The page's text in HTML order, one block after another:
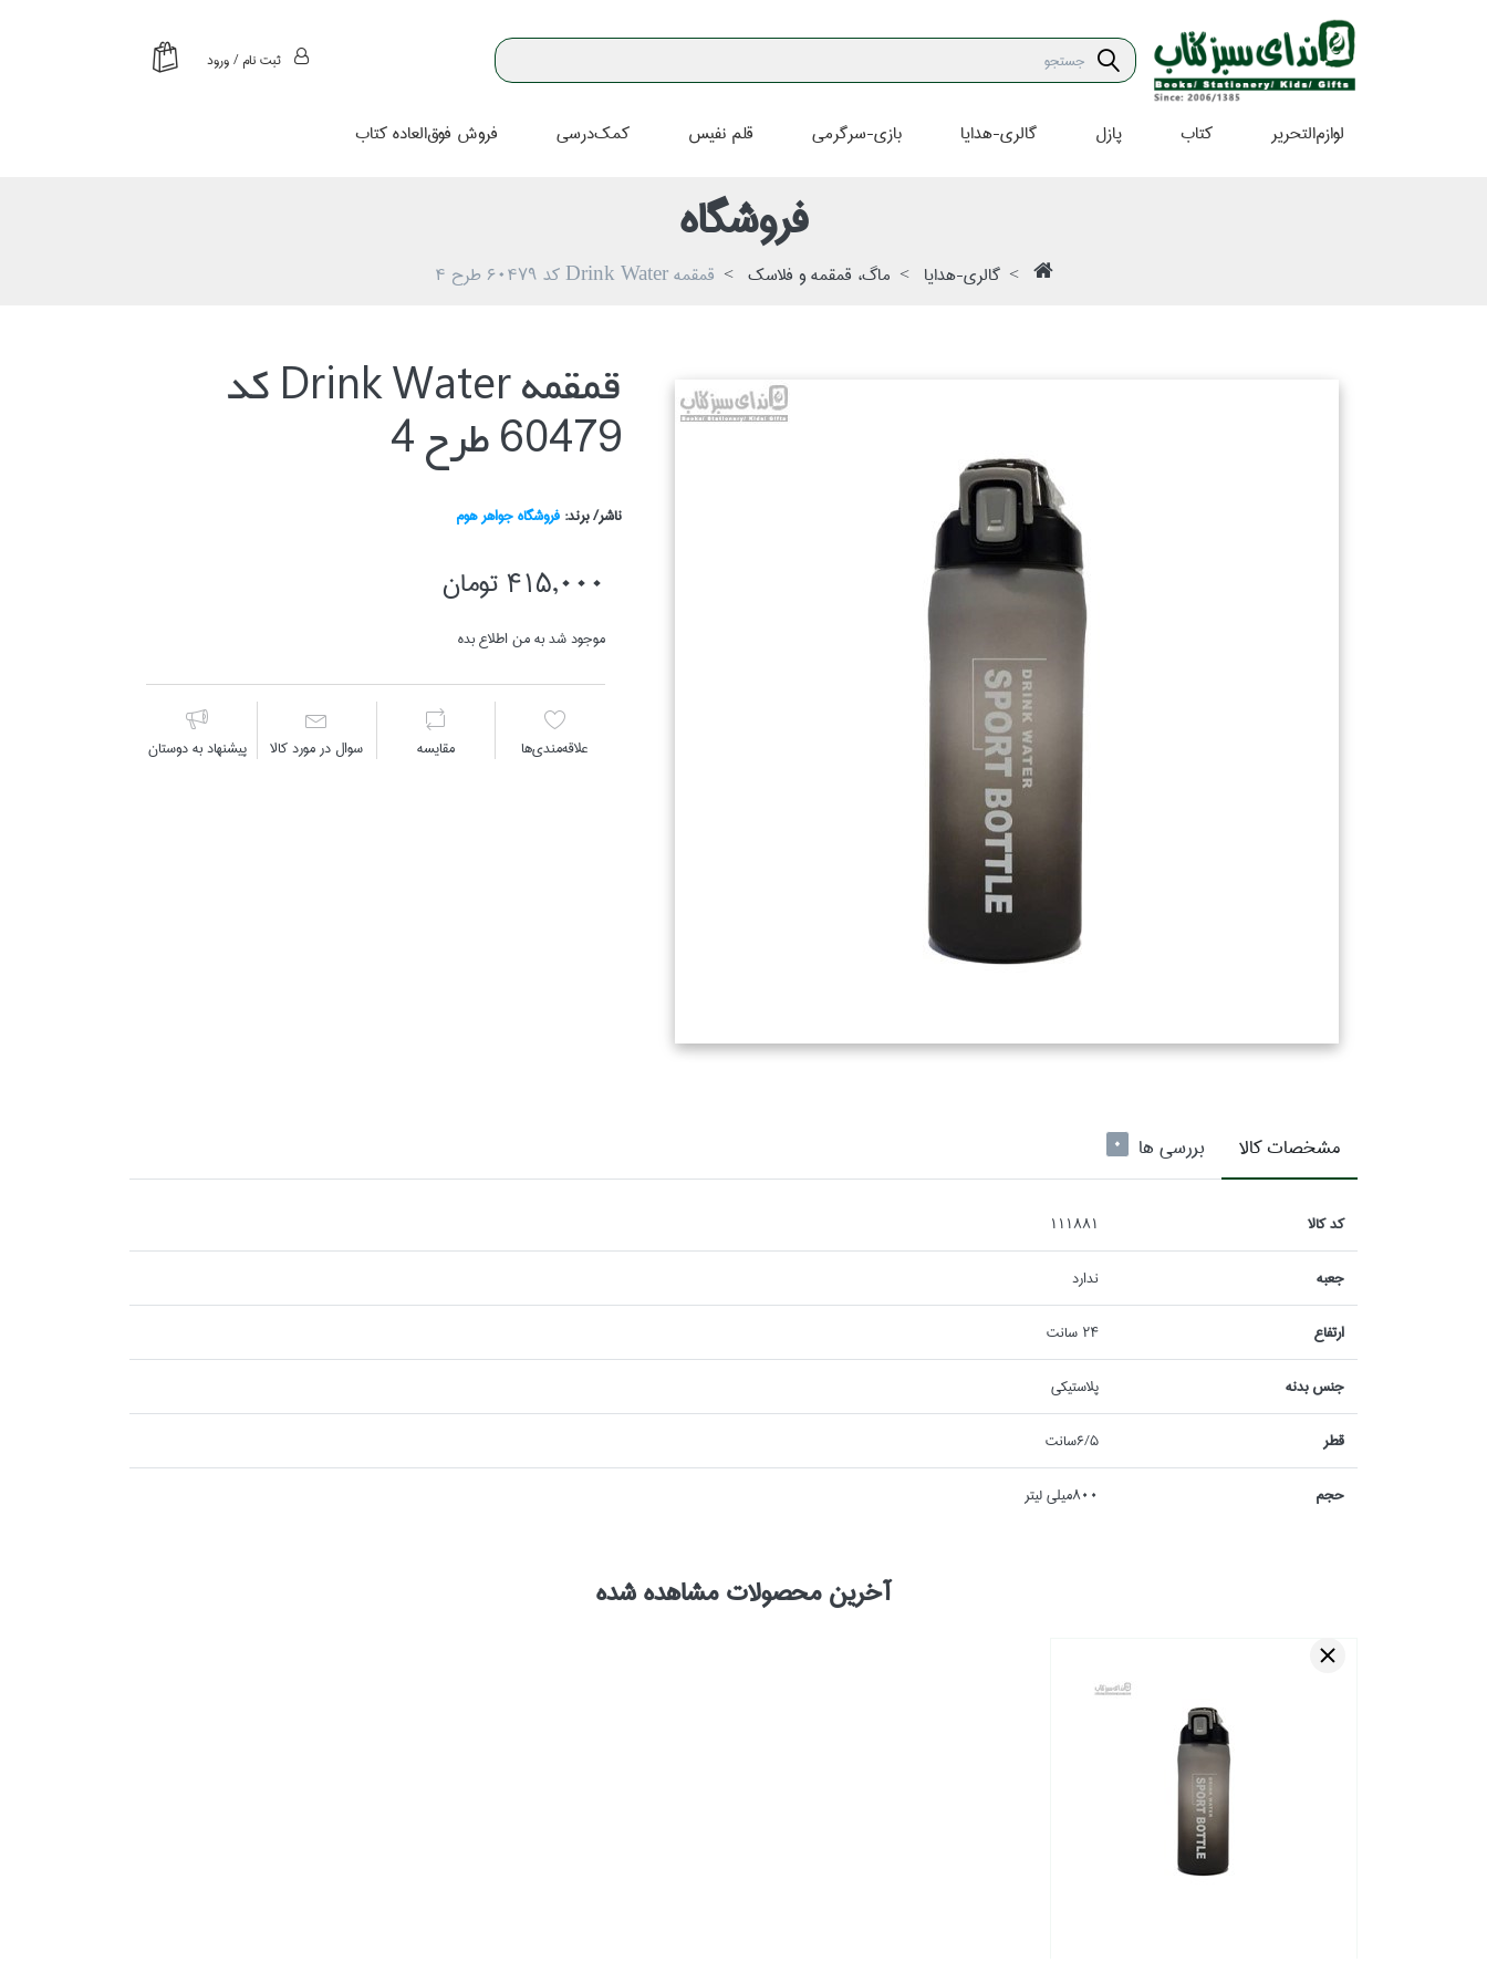
ثبت نام / ورود
لوازم‌التحرير كتاب پازل گالري-هدايا بازي-سرگرمي قلم نفيس كمك‌درسي فروش فوق‌العاده كتاب
فروشگاه
گالري-هدايا ماگ، قمقمه و فلاسك قمقمه Drink Water كد 60479 طرح 4
قمقمه Drink Water كد
60479 طرح 4
ناشر/ برند: فروشگاه جواهر هوم
415,000 تومان
موجود شد به من اطلاع بده
علاقه‌مندي‌ها مقايسه سوال در مورد كالا پیشنهاد به دوستان
مشخصات كالا بررسی ها 0
كد كالا 111881
جعبه ندارد
ارتفاع 24 سانت
جنس بدنه پلاستيكي
قطر 6/5سانت
حجم 800ميلي ليتر
آخرین محصولات مشاهده شده